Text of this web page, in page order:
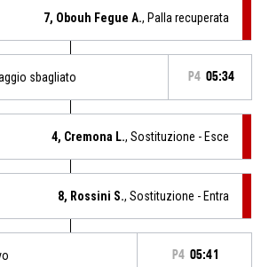
7, Obouh Fegue A., Palla recuperata
sbagliato P4 05:34
4, Cremona L., Sostituzione - Esce
8, Rossini S., Sostituzione - Entra
P4 05:41